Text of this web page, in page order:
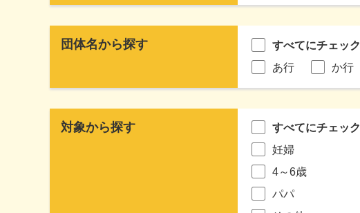
団体名から探す
すべてにチェック
あ行
か行
対象から探す
すべてにチェック
妊婦
4～6歳
パパ